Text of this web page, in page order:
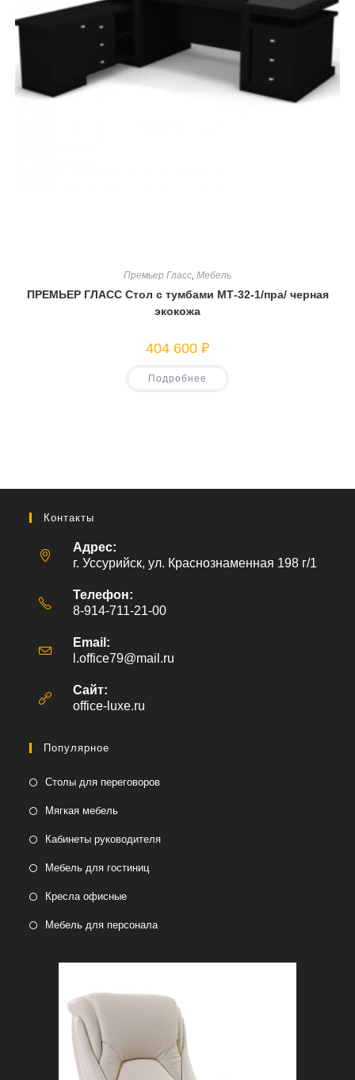
Премьер Гласс Мебель
ПРЕМЬЕР ГЛАСС Стол с тумбами МТ-32-1/пра/ черная
экокожа
404 600 ₽
Подробнее
Контакты
Адрес:
г. Уссурийск, ул. Краснознаменная 198 г/1
Телефон:
8-914-711-21-00
Email:
l.office79@mail.ru
Сайт:
office-luxe.ru
Популярное
Столы для переговоров
Мягкая мебель
Кабинеты руководителя
Мебель для гостиниц
Кресла офисные
Мебель для персонала